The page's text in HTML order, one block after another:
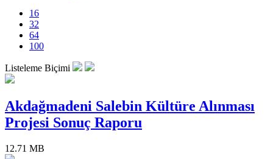
16
32
64
100
Listeleme Biçimi
Akdağmadeni Salebin Kültüre Alınması
Projesi Sonuç Raporu
12.71 MB